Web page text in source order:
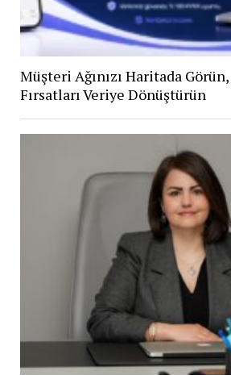
Müşteri Ağınızı Haritada
Fırsatları Veriye Dönüştürün